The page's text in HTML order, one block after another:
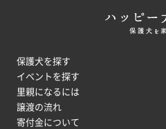
保護犬を探す
イベントを探す
里親になるには
譲渡の流れ
寄付金について